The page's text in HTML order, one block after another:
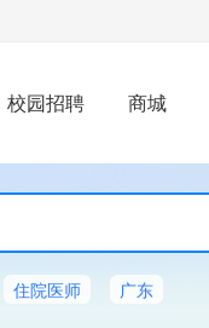
校园招聘 商城
住院医师 广东